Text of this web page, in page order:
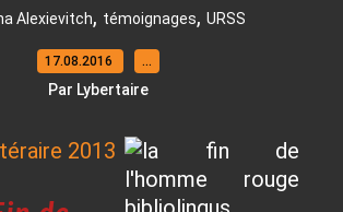
Alexievitch, témoignages, URSS
17.08.2016 …
Par Lybertaire
2013